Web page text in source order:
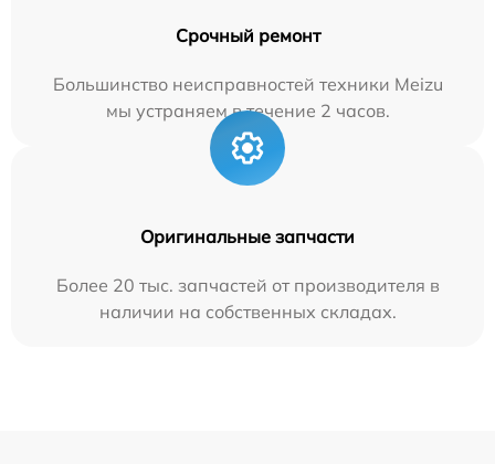
Срочный ремонт
Большинство неисправностей техники Meizu
мы устраняем в течение 2 часов.
Оригинальные запчасти
Более 20 тыс. запчастей от производителя в
наличии на собственных складах.